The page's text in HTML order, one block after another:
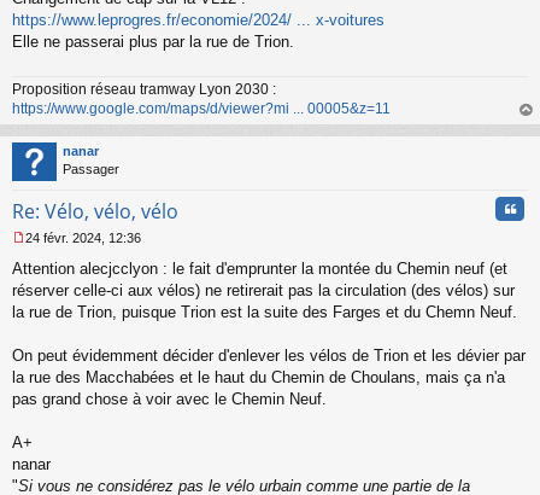
s
s
e
n
o
n
l
u
https://www.leprogres.fr/economie/2024/ ... x-voitures
Elle ne passerai plus par la rue de Trion.
Proposition réseau tramway Lyon 2030 :
https://www.google.com/maps/d/viewer?mi ... 00005&z=11
au
nanar
Passager
Re: Vélo, vélo, vélo
e
s
e
n
o
u
24 févr. 2024, 12:36
Attention alecjcclyon : le fait d'emprunter la montée du Chemin neuf (et
réserver celle-ci aux vélos) ne retirerait pas la circulation (des vélos) sur
la rue de Trion, puisque Trion est la suite des Farges et du Chemn Neuf.
On peut évidemment décider d'enlever les vélos de Trion et les dévier par
la rue des Macchabées et le haut du Chemin de Choulans, mais ça n'a
pas grand chose à voir avec le Chemin Neuf.
A+
nanar
"Si vous ne considérez pas le vélo urbain comme une partie de la